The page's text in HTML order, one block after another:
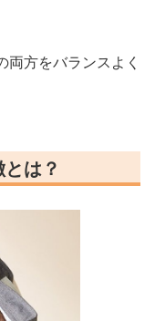
方をバランスよく
は？